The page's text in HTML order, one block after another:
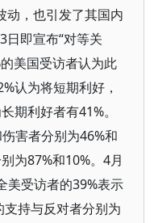
动，也引发了其国内
即宣布“对等关
美国受访者认为此
认为将短期利好，
期利好者有41%。
害者分别为46%和
为87%和10%。4月
美受访者的39%表示
持与反对者分别为